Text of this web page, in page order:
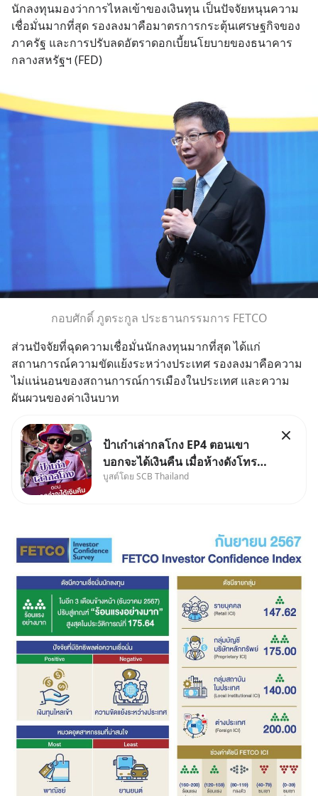
นักลงทุนมองว่าการไหลเข้าของเงินทุน เป็นปัจจัยหนุนความ
เชื่อมั่นมากที่สุด รองลงมาคือมาตรการกระตุ้นเศรษฐกิจของ
ภาครัฐ และการปรับลดอัตราดอกเบี้ยนโยบายของธนาคาร
กลางสหรัฐฯ (FED)
กอบศักดิ์ ภูตระกูล ประธานกรรมการ FETCO
ส่วนปัจจัยที่ฉุดความเชื่อมั่นนักลงทุนมากที่สุด ได้แก่
สถานการณ์ความขัดแย้งระหว่างประเทศ รองลงมาคือความ
ไม่แน่นอนของสถานการณ์การเมืองในประเทศ และความ
ผันผวนของค่าเงินบาท
ป้าเก๋าเล่ากลโกง EP4 ตอนเขา
บอกจะได้เงินคืน เมื่อห้างดังโทร
หาคุณวิยะดา แจ้งเรื่องเคลมสินค้า
EP4 ตอน “เขา
บูสต์โดย SCB Thailand